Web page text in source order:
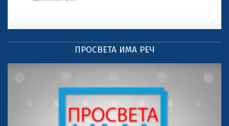
ПРОСВЕТА ИМА РЕЧ